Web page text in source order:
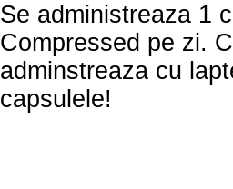
Se administreaza 1
Compressed pe zi.
adminstreaza cu
capsulele!